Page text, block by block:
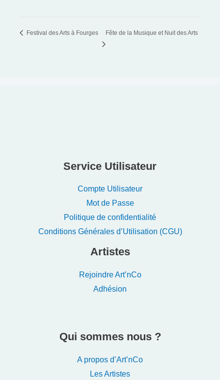
Festival des Arts à Fourges Fête de la Musique et Nuit des Arts
Service Utilisateur
Compte Utilisateur
Mot de Passe
Politique de confidentialité
Conditions Générales d’Utilisation (CGU)
Artistes
Rejoindre Art’nCo
Adhésion
Qui sommes nous ?
A propos d’Art’nCo
Les Artistes